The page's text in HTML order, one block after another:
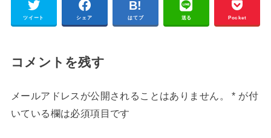
ツイート シェア はてブ 送る Pocket
コメントを残す
メールアドレスが公開されることはありません。 * が付
いている欄は必須項目です